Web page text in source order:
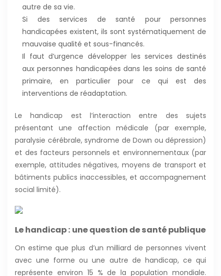
autre de sa vie.
Si des services de santé pour personnes
handicapées existent, ils sont systématiquement de
mauvaise qualité et sous-financés.
Il faut d’urgence développer les services destinés
aux personnes handicapées dans les soins de santé
primaire, en particulier pour ce qui est des
interventions de réadaptation.
Le handicap est l’interaction entre des sujets
présentant une affection médicale (par exemple,
paralysie cérébrale, syndrome de Down ou dépression)
et des facteurs personnels et environnementaux (par
exemple, attitudes négatives, moyens de transport et
bâtiments publics inaccessibles, et accompagnement
social limité).
Le handicap : une question de santé publique
On estime que plus d’un milliard de personnes vivent
avec une forme ou une autre de handicap, ce qui
représente environ 15 % de la population mondiale.